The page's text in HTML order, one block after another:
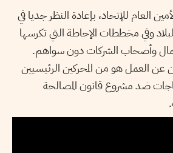
العام للإتحاد، بإعادة النظر جديا في
وفي مخططات الإحاطة التي تكرسها
وأصحاب الشركات دون سواهم.
عن العمل هو من المحركين الرئيسيين
ضد مشروع قانون المصالحة